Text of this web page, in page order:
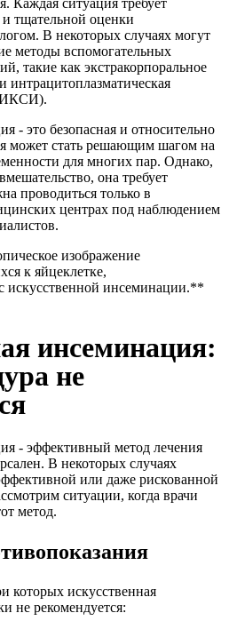
Каждая ситуация требует
тщательной оценки
В некоторых случаях могут
методы вспомогательных
такие как экстракорпоральное
(ИКСИ).
- это безопасная и относительно
может стать решающим шагом на
для многих пар. Однако,
она требует
проводиться только в
центрах под наблюдением
изображение
к яйцеклетке,
искусственной инсеминации.**
инсеминация:
не
- эффективный метод лечения
В некоторых случаях
или даже рискованной
ситуации, когда врачи
метод.
которых искусственная
не рекомендуется: